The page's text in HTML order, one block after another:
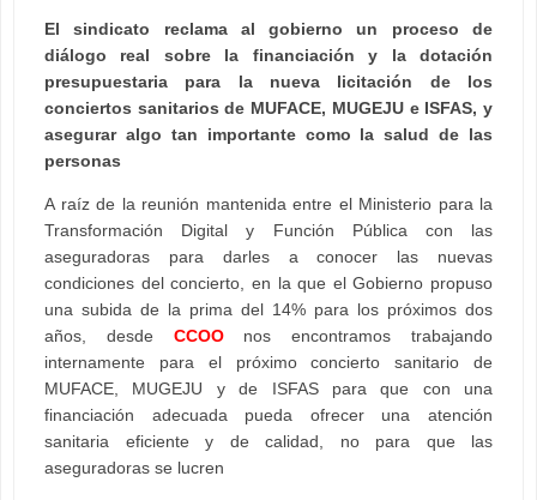
El sindicato reclama al gobierno un proceso de
diálogo real sobre la financiación y la dotación
presupuestaria para la nueva licitación de los
conciertos sanitarios de MUFACE, MUGEJU e ISFAS, y
asegurar algo tan importante como la salud de las
personas
A raíz de la reunión mantenida entre el Ministerio para la
Transformación Digital y Función Pública con las
aseguradoras para darles a conocer las nuevas
condiciones del concierto, en la que el Gobierno propuso
una subida de la prima del 14% para los próximos dos
años, desde CCOOnos encontramos trabajando
internamente para el próximo concierto sanitario de
MUFACE, MUGEJU y de ISFAS para que con una
financiación adecuada pueda ofrecer una atención
sanitaria eficiente y de calidad, no para que las
aseguradoras se lucren